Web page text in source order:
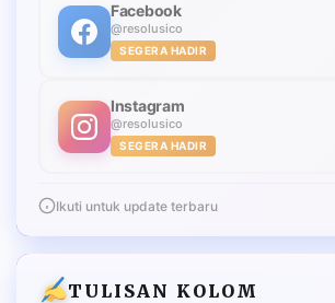
Facebook
@resolusico
SEGERA HADIR
Instagram
@resolusico
SEGERA HADIR
Ikuti untuk update terbaru
TULISAN KOLOM